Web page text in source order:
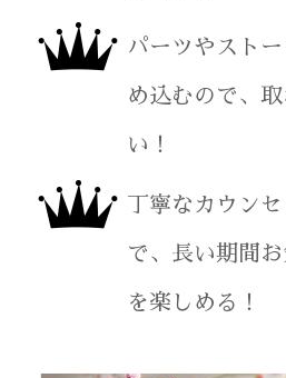
パーツやスト
め込むので、
い！
丁寧なカウン
で、長い期間
を楽しめる！